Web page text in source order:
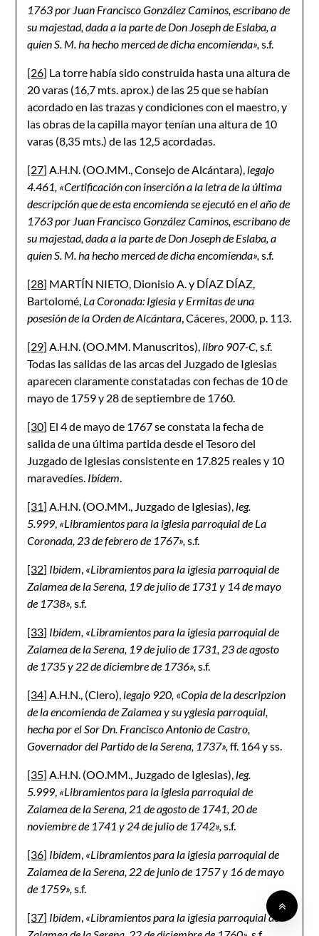
1763 por Juan Francisco González Caminos, escribano de
su majestad, dada a la parte de Don Joseph de Eslaba, a
quien S. M. ha hecho merced de dicha encomienda»,s.f.
[26] La torre había sido construida hasta una altura de
20 varas (16,7 mts. aprox.) de las 25 que se habían
acordado en las trazas y condiciones con el maestro, y
las obras de la capilla mayor tenían una altura de 10
varas (8,35 mts.) de las 12,5 acordadas.
[27] A.H.N. (OO.MM., Consejo de Alcántara),legajo
4.461, «Certificación con inserción a la letra de la última
descripción que de esta encomienda se ejecutó en el año de
1763 por Juan Francisco González Caminos, escribano de
su majestad, dada a la parte de Don Joseph de Eslaba, a
quien S. M. ha hecho merced de dicha encomienda»,s.f.
[28] MARTÍN NIETO, Dionisio A. y DÍAZ DÍAZ,
Bartolomé, La Coronada: Iglesia y Ermitas de una
posesión de la Orden de Alcántara, Cáceres, 2000, p. 113.
[29] A.H.N. (OO.MM. Manuscritos),libro 907-C,s.f.
Todas las salidas de las arcas del Juzgado de Iglesias
aparecen claramente constatadas con fechas de 10 de
mayo de 1759 y 28 de septiembre de 1760.
[30] El 4 de mayo de 1767 se constata la fecha de
salida de una última partida desde el Tesoro del
Juzgado de Iglesias consistente en 17.825 reales y 10
maravedíes. Ibídem.
[31] A.H.N. (OO.MM., Juzgado de Iglesias),leg.
5.999, «Libramientos para la iglesia parroquial de La
Coronada, 23 de febrero de 1767»,s.f.
[32] Ibídem, «Libramientos para la iglesia parroquial de
Zalamea de la Serena, 19 de julio de 1731 y 14 de mayo
de 1738»,s.f.
[33] Ibídem, «Libramientos para la iglesia parroquial de
Zalamea de la Serena, 19 de julio de 1731, 23 de agosto
de 1735 y 22 de diciembre de 1736»,s.f.
[34] A.H.N., (Clero),legajo 920, «Copia de la descripzion
de la encomienda de Zalamea y su yglesia parroquial,
hecha por el Sor Dn. Francisco Antonio de Castro,
Governador del Partido de la Serena, 1737»,ff. 164 y ss.
[35] A.H.N. (OO.MM., Juzgado de Iglesias),leg.
5.999, «Libramientos para la iglesia parroquial de
Zalamea de la Serena, 21 de agosto de 1741, 20 de
noviembre de 1741 y 24 de julio de 1742»,s.f.
[36] Ibídem, «Libramientos para la iglesia parroquial de
Zalamea de la Serena, 22 de junio de 1757 y 16 de mayo
de 1759»,s.f.
[37] Ibídem, «Libramientos para la iglesia parroquial de